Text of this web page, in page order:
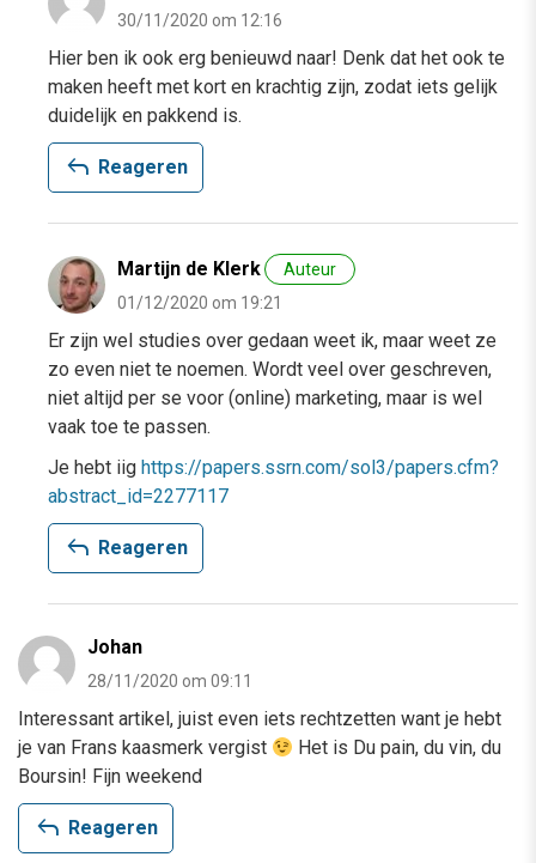
30/11/2020 om 12:16
Hier ben ik ook erg benieuwd naar! Denk dat het ook te
maken heeft met kort en krachtig zijn, zodat iets gelijk
duidelijk en pakkend is.
reply Reageren
Martijn de Klerk
Auteur
01/12/2020 om 19:21
Er zijn wel studies over gedaan weet ik, maar weet ze
zo even niet te noemen. Wordt veel over geschreven,
niet altijd per se voor (online) marketing, maar is wel
vaak toe te passen.
Je hebt iig https://papers.ssrn.com/sol3/papers.cfm?
abstract_id=2277117
reply Reageren
Johan
28/11/2020 om 09:11
Interessant artikel, juist even iets rechtzetten want je hebt
je van Frans kaasmerk vergist
Het is Du pain, du vin, du
Boursin! Fijn weekend
reply Reageren